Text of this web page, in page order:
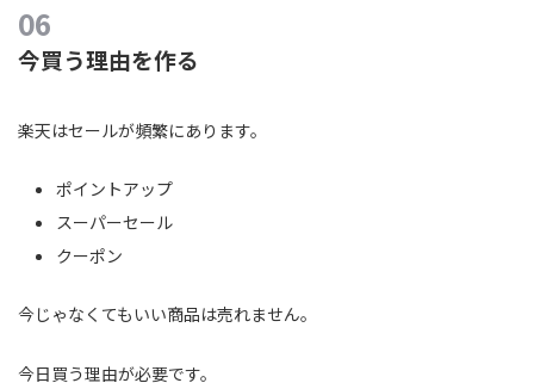
今買う理由を作る
楽天はセールが頻繁にあります。
ポイントアップ
スーパーセール
クーポン
今じゃなくてもいい商品は売れません。
今日買う理由が必要です。